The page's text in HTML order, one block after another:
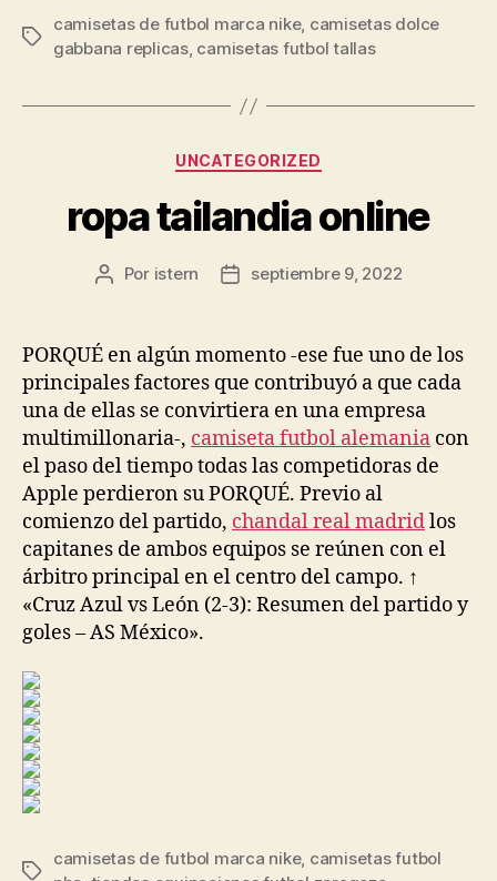
Etiquetas
camisetas de futbol marca nike, camisetas dolce
gabbana replicas, camisetas futbol tallas
Categorías
UNCATEGORIZED
ropa tailandia online
Autor
entrada
Por istern
Fecha
entrada
septiembre 9, 2022
PORQUÉ en algún momento -ese fue uno de los
principales factores que contribuyó a que cada
una de ellas se convirtiera en una empresa
multimillonaria-, camiseta futbol alemania con
el paso del tiempo todas las competidoras de
Apple perdieron su PORQUÉ. Previo al
comienzo del partido, chandal real madridlos
capitanes de ambos equipos se reúnen con el
árbitro principal en el centro del campo. ↑
«Cruz Azul vs León (2-3): Resumen del partido y
goles – AS México».
Etiquetas
camisetas de futbol marca nike, camisetas futbol